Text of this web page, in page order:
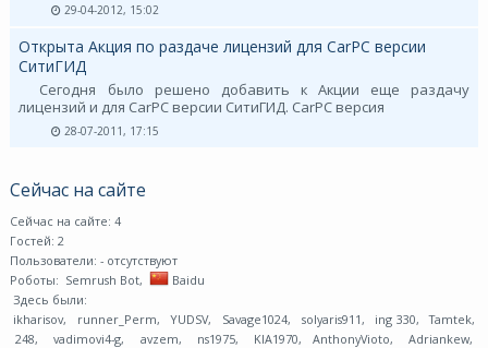
29-04-2012, 15:02
Открыта Акция по раздаче лицензий для CarPC версии
СитиГИД
Сегодня было решено добавить к Акции еще раздачу
лицензий и для CarPC версии СитиГИД. CarPC версия
28-07-2011, 17:15
Сейчас на сайте
Сейчас на сайте: 4
Гостей: 2
Пользователи: - отсутствуют
Роботы: Semrush Bot,
Baidu
Здесь были:
ikharisov, runner_Perm, YUDSV, Savage1024, solyaris911 , ing 330, Tamtek,
248, vadimovi4-g, avzem, ns1975, KIA1970, AnthonyVioto, Adriankew,